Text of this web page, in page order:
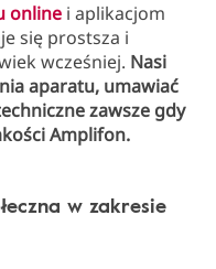
online i aplikacjom
się prostsza i
wcześniej. Nasi
aparatu, umawiać
zawsze gdy
Amplifon.
w zakresie